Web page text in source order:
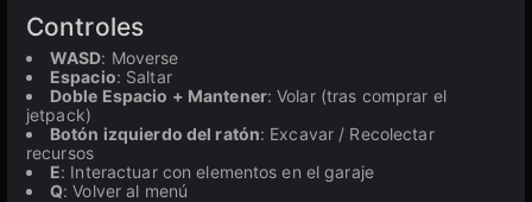
Controles
WASD: Moverse
Espacio: Saltar
Doble Espacio + Mantener: Volar (tras comprar el
jetpack)
Botón izquierdo del ratón: Excavar / Recolectar
recursos
E: Interactuar con elementos en el garaje
Q: Volver al menú